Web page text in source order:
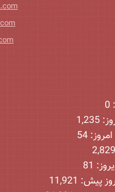
0
1,235
امروز:54
2,829
81
11,921